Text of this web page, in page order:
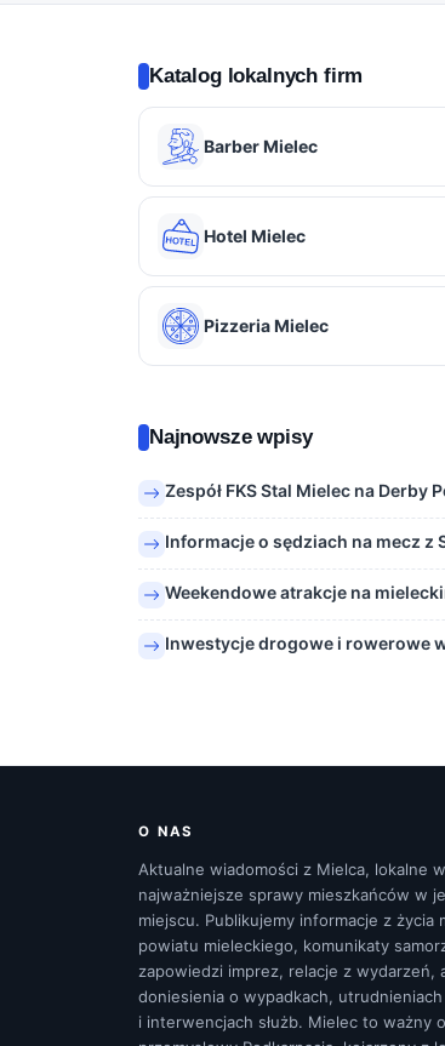
Katalog lokalnych firm
Barber Mielec
Hotel Mielec
Pizzeria Mielec
Najnowsze wpisy
Zespół FKS Stal Mielec na Derby
Informacje o sędziach na mecz z
Weekendowe atrakcje na
Inwestycje drogowe i rowerowe
O NAS
Aktualne wiadomości z Mielca, lokalne
najważniejsze sprawy mieszkańców w
miejscu. Publikujemy informacje z życia
powiatu mieleckiego, komunikaty
zapowiedzi imprez, relacje z wydarzeń,
doniesienia o wypadkach,
i interwencjach służb. Mielec to ważny